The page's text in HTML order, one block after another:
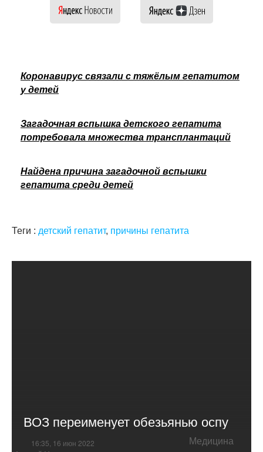
Коронавирус связали с тяжёлым гепатитом
у детей
Загадочная вспышка детского гепатита
потребовала множества трансплантаций
Найдена причина загадочной вспышки
гепатита среди детей
Теги : детский гепатит, причины гепатита
ВОЗ переименует обезьянью оспу
16:35, 16 июн 2022 Медицина